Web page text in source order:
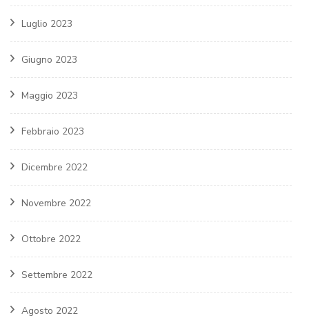
Luglio 2023
Giugno 2023
Maggio 2023
Febbraio 2023
Dicembre 2022
Novembre 2022
Ottobre 2022
Settembre 2022
Agosto 2022